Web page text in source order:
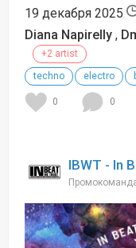
19 декабря 2025
Diana Napirelly ,
+2 artist
techno
electro
0 0
IBWT - In